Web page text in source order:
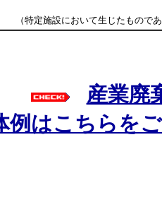
（特定施設において生じたもので
産業廃
例はこちらを